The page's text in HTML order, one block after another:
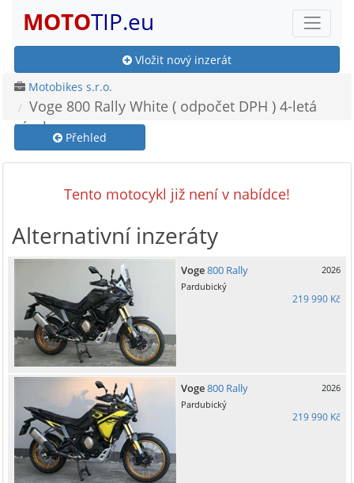
MOTOTIP.eu
Vložit nový inzerát
Motobikes s.r.o.
Voge 800 Rally White ( odpočet DPH ) 4-letá
záruka
Přehled
Tento motocykl již není v nabídce!
Alternativní inzeráty
Voge800 Rally
2026
Pardubický
219 990 Kč
Voge800 Rally
2026
Pardubický
219 990 Kč